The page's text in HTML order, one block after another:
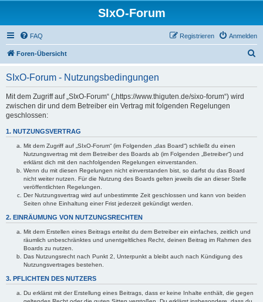
SIxO-Forum
FAQ Anmelden
Registrieren
Foren-Übersicht
SIxO-Forum - Nutzungsbedingungen
Mit dem Zugriff auf „SIxO-Forum“ („https://www.thiguten.de/sixo-forum“) wird
zwischen dir und dem Betreiber ein Vertrag mit folgenden Regelungen
geschlossen:
1. NUTZUNGSVERTRAG
Mit dem Zugriff auf „SIxO-Forum“ (im Folgenden „das Board“) schließt du einen
Nutzungsvertrag mit dem Betreiber des Boards ab (im Folgenden „Betreiber“) und
erklärst dich mit den nachfolgenden Regelungen einverstanden.
Wenn du mit diesen Regelungen nicht einverstanden bist, so darfst du das Board
nicht weiter nutzen. Für die Nutzung des Boards gelten jeweils die an dieser Stelle
veröffentlichten Regelungen.
Der Nutzungsvertrag wird auf unbestimmte Zeit geschlossen und kann von beiden
Seiten ohne Einhaltung einer Frist jederzeit gekündigt werden.
2. EINRÄUMUNG VON NUTZUNGSRECHTEN
Mit dem Erstellen eines Beitrags erteilst du dem Betreiber ein einfaches, zeitlich und
räumlich unbeschränktes und unentgeltliches Recht, deinen Beitrag im Rahmen des
Boards zu nutzen.
Das Nutzungsrecht nach Punkt 2, Unterpunkt a bleibt auch nach Kündigung des
Nutzungsvertrages bestehen.
3. PFLICHTEN DES NUTZERS
Du erklärst mit der Erstellung eines Beitrags, dass er keine Inhalte enthält, die gegen